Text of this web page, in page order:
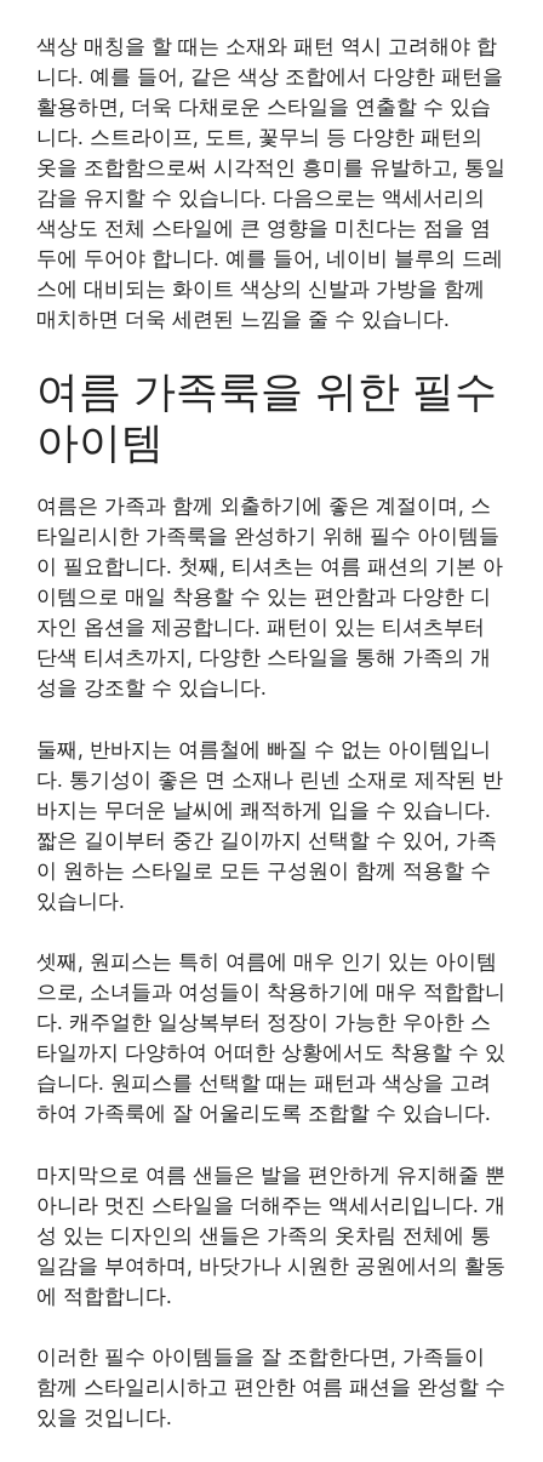
색상 매칭을 할 때는 소재와 패턴 역시 고려해야 합
니다. 예를 들어, 같은 색상 조합에서 다양한 패턴을
활용하면, 더욱 다채로운 스타일을 연출할 수 있습
니다. 스트라이프, 도트, 꽃무늬 등 다양한 패턴의
옷을 조합함으로써 시각적인 흥미를 유발하고, 통일
감을 유지할 수 있습니다. 다음으로는 액세서리의
색상도 전체 스타일에 큰 영향을 미친다는 점을 염
두에 두어야 합니다. 예를 들어, 네이비 블루의 드레
스에 대비되는 화이트 색상의 신발과 가방을 함께
매치하면 더욱 세련된 느낌을 줄 수 있습니다.
여름 가족룩을 위한 필수
아이템
여름은 가족과 함께 외출하기에 좋은 계절이며, 스
타일리시한 가족룩을 완성하기 위해 필수 아이템들
이 필요합니다. 첫째, 티셔츠는 여름 패션의 기본 아
이템으로 매일 착용할 수 있는 편안함과 다양한 디
자인 옵션을 제공합니다. 패턴이 있는 티셔츠부터
단색 티셔츠까지, 다양한 스타일을 통해 가족의 개
성을 강조할 수 있습니다.
둘째, 반바지는 여름철에 빠질 수 없는 아이템입니
다. 통기성이 좋은 면 소재나 린넨 소재로 제작된 반
바지는 무더운 날씨에 쾌적하게 입을 수 있습니다.
짧은 길이부터 중간 길이까지 선택할 수 있어, 가족
이 원하는 스타일로 모든 구성원이 함께 적용할 수
있습니다.
셋째, 원피스는 특히 여름에 매우 인기 있는 아이템
으로, 소녀들과 여성들이 착용하기에 매우 적합합니
다. 캐주얼한 일상복부터 정장이 가능한 우아한 스
타일까지 다양하여 어떠한 상황에서도 착용할 수 있
습니다. 원피스를 선택할 때는 패턴과 색상을 고려
하여 가족룩에 잘 어울리도록 조합할 수 있습니다.
마지막으로 여름 샌들은 발을 편안하게 유지해줄 뿐
아니라 멋진 스타일을 더해주는 액세서리입니다. 개
성 있는 디자인의 샌들은 가족의 옷차림 전체에 통
일감을 부여하며, 바닷가나 시원한 공원에서의 활동
에 적합합니다.
이러한 필수 아이템들을 잘 조합한다면, 가족들이
함께 스타일리시하고 편안한 여름 패션을 완성할 수
있을 것입니다.